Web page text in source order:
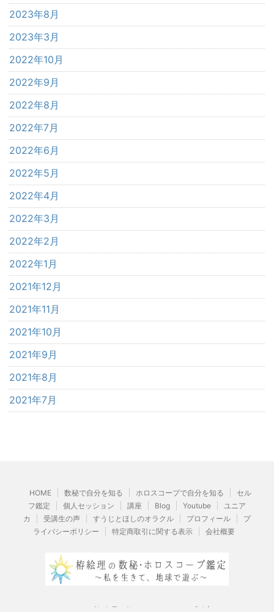
2023年8月
2023年3月
2022年10月
2022年9月
2022年8月
2022年7月
2022年6月
2022年5月
2022年4月
2022年3月
2022年2月
2022年1月
2021年12月
2021年11月
2021年10月
2021年9月
2021年8月
2021年7月
HOME 数秘で自分を知る ホロスコープで自分を知る
セル
フ鑑定
個人セッション 講座 Blog Youtube
ユニア
カ
受講生の声 すうじとほしのオラクル プロフィール
プ
ライバシーポリシー
特定商取引に関する表示 会社概要